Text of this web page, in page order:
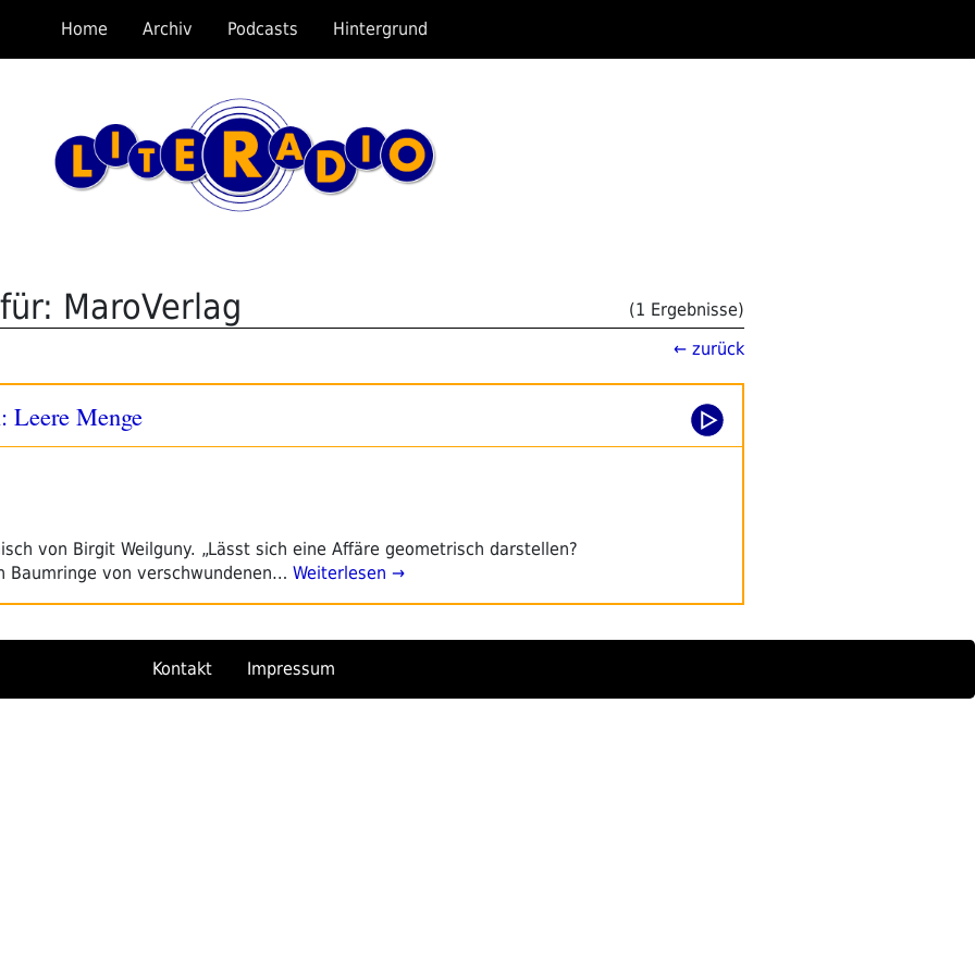
Home Archiv Podcasts Hintergrund
MaroVerlag
(1 Ergebnisse)
← zurück
Leere Menge
von Birgit Weilguny. „Lässt sich eine Affäre geometrisch darstellen?
Baumringe von verschwundenen… Weiterlesen →
Kontakt Impressum